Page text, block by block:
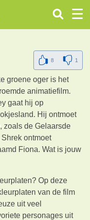
8 1
groene oger is het
animatiefilm.
gaat hij op
Hij ontmoet
zoals de Gelaarsde
ontmoet
Fiona. Wat is jouw
Op deze
van de film
uit veel
personages uit